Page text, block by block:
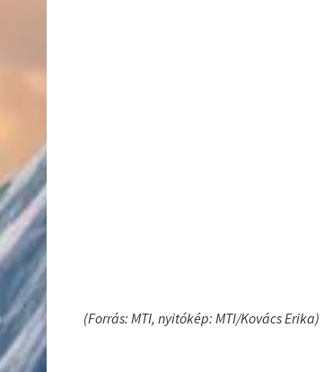
(Forrás: MTI, nyitókép: MTI/Kovács Erika)